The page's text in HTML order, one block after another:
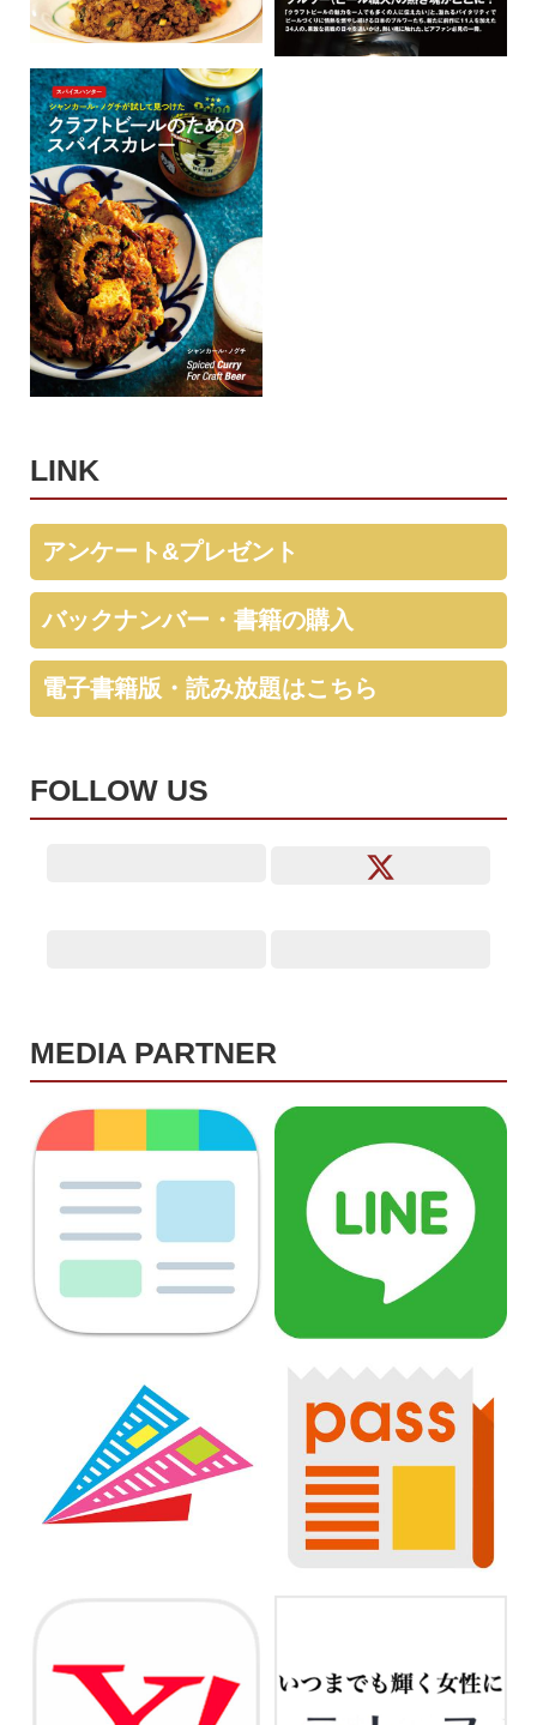
LINK
アンケート&プレゼント
バックナンバー・書籍の購入
電子書籍版・読み放題はこちら
FOLLOW US
MEDIA PARTNER